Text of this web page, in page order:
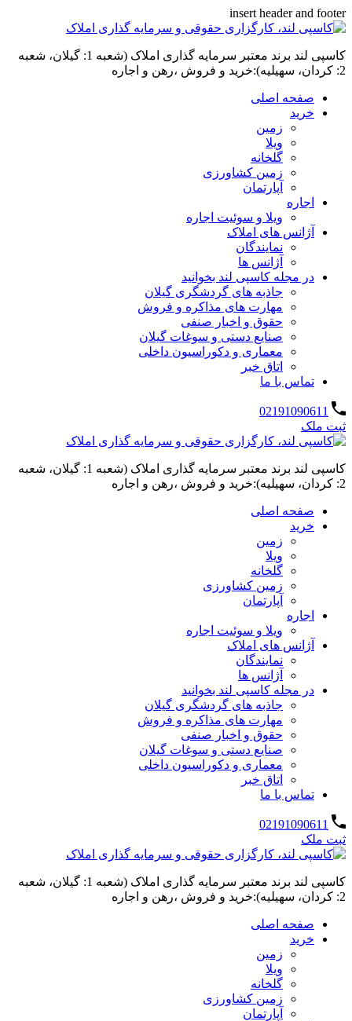
insert header and footer
کاسپی لند برند معتبر سرمایه گذاری املاک (شعبه 1: گیلان، شعبه
2: کردان، سهیلیه):خرید و فروش ،رهن و اجاره
صفحه اصلی
خرید
زمین
ویلا
گلخانه
زمین کشاورزی
آپارتمان
اجاره
ویلا و سوئیت اجاره
آژانس های املاک
نمایندگان
آژانس ها
در مجله کاسپی لند بخوانید
جاذبه های گردشگری گیلان
مهارت های مذاکره و فروش
حقوق و اخبار صنفی
صنایع دستی و سوغات گیلان
معماری و دکوراسیون داخلی
اتاق خبر
تماس با ما
02191090611
ثبت ملک
کاسپی لند برند معتبر سرمایه گذاری املاک (شعبه 1: گیلان، شعبه
2: کردان، سهیلیه):خرید و فروش ،رهن و اجاره
صفحه اصلی
خرید
زمین
ویلا
گلخانه
زمین کشاورزی
آپارتمان
اجاره
ویلا و سوئیت اجاره
آژانس های املاک
نمایندگان
آژانس ها
در مجله کاسپی لند بخوانید
جاذبه های گردشگری گیلان
مهارت های مذاکره و فروش
حقوق و اخبار صنفی
صنایع دستی و سوغات گیلان
معماری و دکوراسیون داخلی
اتاق خبر
تماس با ما
02191090611
ثبت ملک
کاسپی لند برند معتبر سرمایه گذاری املاک (شعبه 1: گیلان، شعبه
2: کردان، سهیلیه):خرید و فروش ،رهن و اجاره
صفحه اصلی
خرید
زمین
ویلا
گلخانه
زمین کشاورزی
آپارتمان